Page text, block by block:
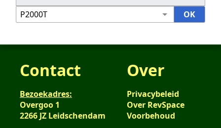
Contact
Bezoekadres:
Overgoo 1
2266 JZ Leidschendam
Over
Privacybeleid
Over RevSpace
Voorbehoud